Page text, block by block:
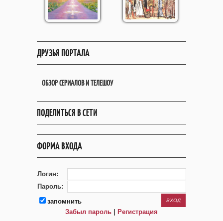
ДРУЗЬЯ ПОРТАЛА
ОБЗОР СЕРИАЛОВ И ТЕЛЕШОУ
ПОДЕЛИТЬСЯ В СЕТИ
ФОРМА ВХОДА
Логин:
Пароль:
запомнить
Забыл пароль
Регистрация